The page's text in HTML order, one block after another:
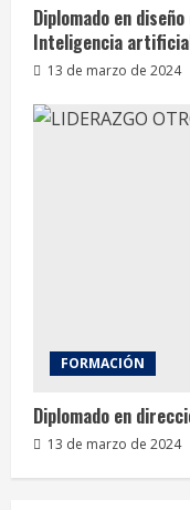
Diplomado en
Inteligencia
13 de marzo de 2024
FORMACIÓN
Diplomado en
13 de marzo de 2024